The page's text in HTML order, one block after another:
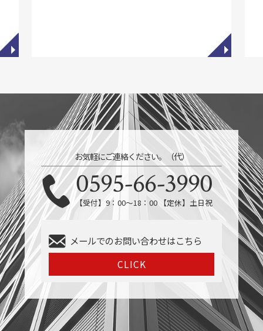
◥ ◥
お気軽にご連絡ください。（代）
0595-66-3990
【受付】9：00～18：00 【定休】土日祝
メールでのお問い合わせはこちら
CLICK